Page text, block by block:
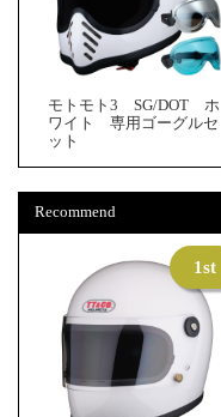
モトモト3 SG/DOT ホ
ワイト 専用ゴーグルセ
ット
Recommend